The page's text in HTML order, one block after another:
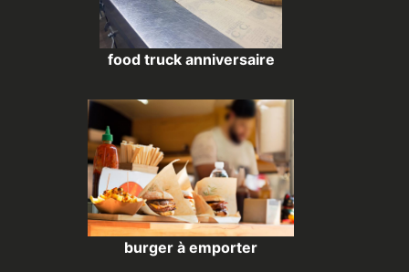
food truck anniversaire
burger à emporter